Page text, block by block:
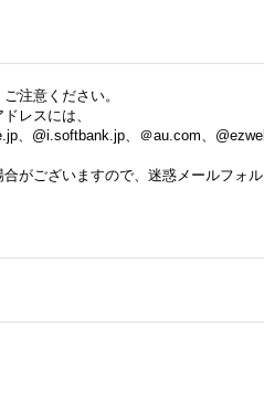
注意ください。
レスには、
、@i.softbank.jp、＠au.com、
がございますので、迷惑メールフォ